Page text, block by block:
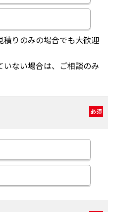
りのみの場合でも大歓迎
いない場合は、ご相談のみ
必須